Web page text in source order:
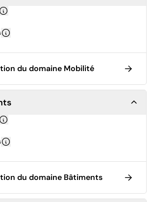
du domaine Mobilité
du domaine Bâtiments